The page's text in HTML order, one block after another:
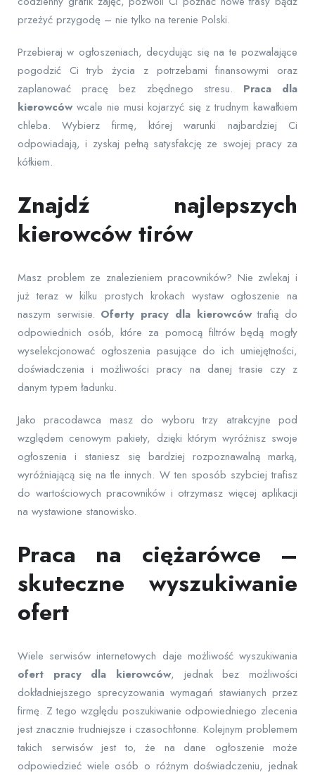
przeżyć przygodę – nie tylko na terenie Polski.
Przebieraj w ogłoszeniach, decydując się na te pozwalające
pogodzić Ci tryb życia z potrzebami finansowymi oraz
zaplanować pracę bez zbędnego stresu. Praca dla
kierowcówwcale nie musi kojarzyć się z trudnym kawałkiem
chleba. Wybierz firmę, której warunki najbardziej Ci
odpowiadają, i zyskaj pełną satysfakcję ze swojej pracy za
kółkiem.
Znajdź najlepszych
kierowców tirów
Masz problem ze znalezieniem pracowników? Nie zwlekaj i
już teraz w kilku prostych krokach wystaw ogłoszenie na
naszym serwisie. Oferty pracy dla kierowcówtrafią do
odpowiednich osób, które za pomocą filtrów będą mogły
wyselekcjonować ogłoszenia pasujące do ich umiejętności,
doświadczenia i możliwości pracy na danej trasie czy z
danym typem ładunku.
Jako pracodawca masz do wyboru trzy atrakcyjne pod
względem cenowym pakiety, dzięki którym wyróżnisz swoje
ogłoszenia i staniesz się bardziej rozpoznawalną marką,
wyróżniającą się na tle innych. W ten sposób szybciej trafisz
do wartościowych pracowników i otrzymasz więcej aplikacji
na wystawione stanowisko.
Praca na ciężarówce –
skuteczne wyszukiwanie
ofert
Wiele serwisów internetowych daje możliwość wyszukiwania
ofert pracy dla kierowców, jednak bez możliwości
dokładniejszego sprecyzowania wymagań stawianych przez
firmę. Z tego względu poszukiwanie odpowiedniego zlecenia
jest znacznie trudniejsze i czasochłonne. Kolejnym problemem
takich serwisów jest to, że na dane ogłoszenie może
odpowiedzieć wiele osób o różnym doświadczeniu, jednak